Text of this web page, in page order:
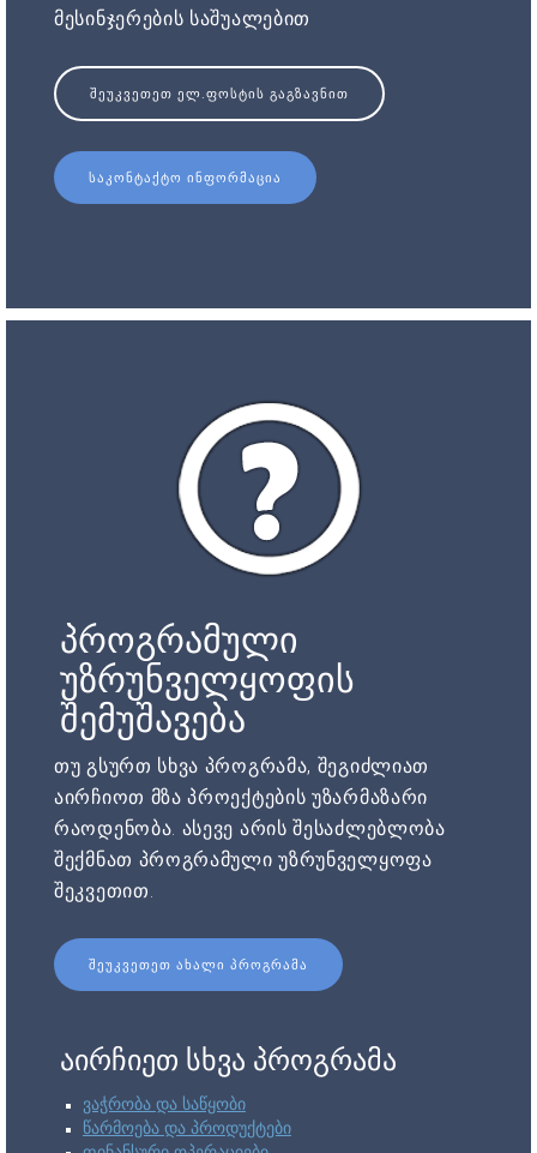
მესინჯერების საშუალებით
ᲨᲔᲣᲙᲕᲔᲗᲔᲗ ᲔᲚ.ᲤᲝᲡᲢᲘᲡ ᲒᲐᲒᲖᲐᲕᲜᲘᲗ
ᲡᲐᲙᲝᲜᲢᲐᲥᲢᲝ ᲘᲜᲤᲝᲠᲛᲐᲪᲘᲐ
პროგრამული
უზრუნველყოფის
შემუშავება
თუ გსურთ სხვა პროგრამა, შეგიძლიათ
აირჩიოთ მზა პროექტების უზარმაზარი
რაოდენობა. ასევე არის შესაძლებლობა
შექმნათ პროგრამული უზრუნველყოფა
შეკვეთით.
ᲨᲔᲣᲙᲕᲔᲗᲔᲗ ᲐᲮᲐᲚᲘ ᲞᲠᲝᲒᲠᲐᲛᲐ
აირჩიეთ სხვა პროგრამა
ვაჭრობა და საწყობი
წარმოება და პროდუქტები